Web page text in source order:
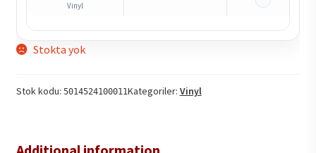
Vinyl
Stokta yok
Stok kodu: 5014524100011Kategoriler: Vinyl